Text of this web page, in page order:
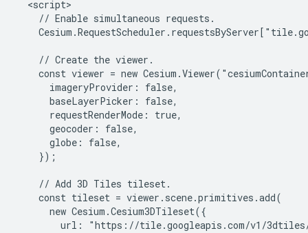
  <script>
    // Enable simultaneous requests.
    // Create the viewer.
const viewer = new
      imageryProvider: false,
      baseLayerPicker: false,
      requestRenderMode: true,
      geocoder: false,
      globe: false,
    });
    // Add 3D Tiles tileset.
    const tileset = viewer.scene.primitives.add(
      new Cesium.Cesium3DTileset({
url: "https://tile.googleapis.com/v1/